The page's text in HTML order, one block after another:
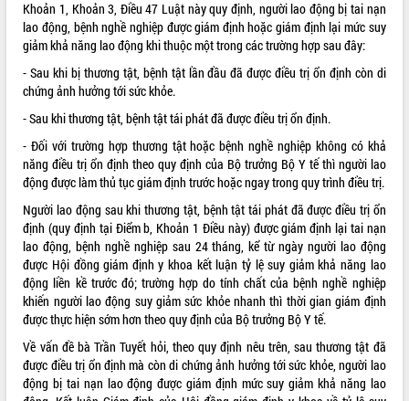
Khoản 1, Khoản 3, Điều 47 Luật này quy định, người lao động bị tai nạn
lao động, bệnh nghề nghiệp được giám định hoặc giám định lại mức suy
giảm khả năng lao động khi thuộc một trong các trường hợp sau đây:
- Sau khi bị thương tật, bệnh tật lần đầu đã được điều trị ổn định còn di
chứng ảnh hưởng tới sức khỏe.
- Sau khi thương tật, bệnh tật tái phát đã được điều trị ổn định.
- Đối với trường hợp thương tật hoặc bệnh nghề nghiệp không có khả
năng điều trị ổn định theo quy định của Bộ trưởng Bộ Y tế thì người lao
động được làm thủ tục giám định trước hoặc ngay trong quy trình điều trị.
Người lao động sau khi thương tật, bệnh tật tái phát đã được điều trị ổn
định (quy định tại Điểm b, Khoản 1 Điều này) được giám định lại tai nạn
lao động, bệnh nghề nghiệp sau 24 tháng, kể từ ngày người lao động
được Hội đồng giám định y khoa kết luận tỷ lệ suy giảm khả năng lao
động liền kề trước đó; trường hợp do tính chất của bệnh nghề nghiệp
khiến người lao động suy giảm sức khỏe nhanh thì thời gian giám định
được thực hiện sớm hơn theo quy định của Bộ trưởng Bộ Y tế.
Về vấn đề bà Trần Tuyết hỏi, theo quy định nêu trên, sau thương tật đã
được điều trị ổn định mà còn di chứng ảnh hưởng tới sức khỏe, người lao
động bị tai nạn lao động được giám định mức suy giảm khả năng lao